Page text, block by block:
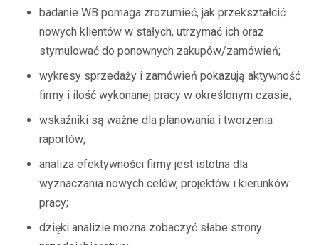
badanie WB pomaga zrozumieć, jak przekształcić
nowych klientów w stałych, utrzymać ich oraz
stymulować do ponownych zakupów/zamówień;
wykresy sprzedaży i zamówień pokazują aktywność
firmy i ilość wykonanej pracy w określonym czasie;
wskaźniki są ważne dla planowania i tworzenia
raportów;
analiza efektywności firmy jest istotna dla
wyznaczania nowych celów, projektów i kierunków
pracy;
dzięki analizie można zobaczyć słabe strony